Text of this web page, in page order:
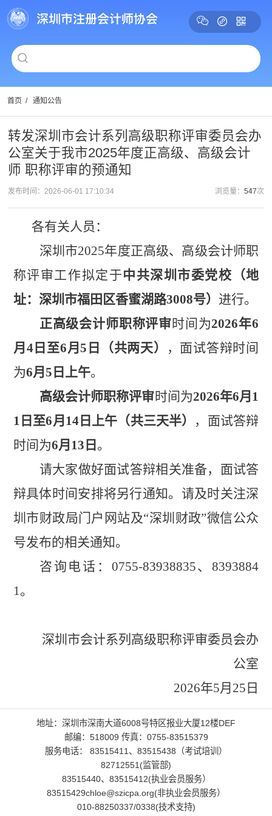
首页 / 通知公告
转发深圳市会计系列高级职称评审委员会办
公室关于我市2025年度正高级、高级会计
师 职称评审的预通知
发布时间：2026-06-01 17:10:34 浏览量： 547次
各有关人员：
深圳市2025年度正高级、高级会计师职
称评审工作拟定于中共深圳市委党校（地
址：深圳市福田区香蜜湖路3008号） 进行。
正高级会计师职称评审时间为2026年6
月4日至6月5日（共两天）
，面试答辩时间
为6月5日上午。
高级会计师职称评审时间为2026年6月1
1日至6月14日上午（共三天半）
，面试答辩
时间为6月13日 。
请大家做好面试答辩相关准备，面试答
辩具体时间安排将另行通知。请及时关注深
圳市财政局门户网站及“深圳财政”微信公众
号发布的相关通知。
咨询电话： 0755-83938835、8393884
1。
深圳市会计系列高级职称评审委员会办
公室
2026年5月25日
地址：深圳市深南大道6008号特区报业大厦12楼DEF
邮编：518009 传真：0755-83515379
服务电话： 83515411、83515438（考试培训）
82712551(监管部)
83515440、83515412(执业会员服务）
83515429chloe@szicpa.org(非执业会员服务）
010-88250337/0338(技术支持)